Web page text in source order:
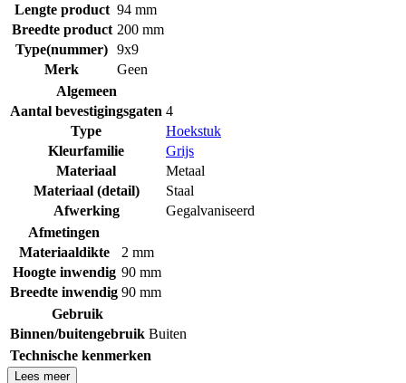
Lengte product 94 mm
Breedte product 200 mm
Type(nummer) 9x9
Merk
Geen
Algemeen
Aantal bevestigingsgaten 4
Type
Hoekstuk
Kleurfamilie
Grijs
Materiaal
Metaal
Materiaal (detail)
Staal
Afwerking
Gegalvaniseerd
Afmetingen
Materiaaldikte
2 mm
Hoogte inwendig 90 mm
Breedte inwendig 90 mm
Gebruik
Binnen/buitengebruik Buiten
Technische kenmerken
Lees meer